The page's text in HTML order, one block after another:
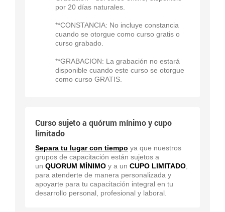
por 20 días naturales.
**CONSTANCIA: No incluye constancia
cuando se otorgue como curso gratis o
curso grabado.
**GRABACION: La grabación no estará
disponible cuando este curso se otorgue
como curso GRATIS.
Curso sujeto a quórum mínimo y cupo
limitado
Separa tu lugar con tiempo ya que nuestros
grupos de capacitación están sujetos a
un QUORUM MÍNIMO y a un CUPO LIMITADO
para atenderte de manera personalizada y
apoyarte para tu capacitación integral en tu
desarrollo personal, profesional y laboral.